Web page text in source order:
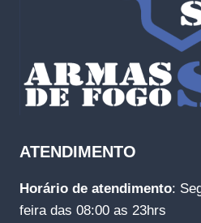
ATENDIMENTO
Horário de atendimento:
feira das 08:00 as 23hrs